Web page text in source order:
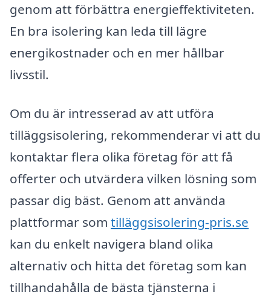
genom att förbättra energieffektiviteten.
En bra isolering kan leda till lägre
energikostnader och en mer hållbar
livsstil.
Om du är intresserad av att utföra
tilläggsisolering, rekommenderar vi att du
kontaktar flera olika företag för att få
offerter och utvärdera vilken lösning som
passar dig bäst. Genom att använda
plattformar som tilläggsisolering-pris.se
kan du enkelt navigera bland olika
alternativ och hitta det företag som kan
tillhandahålla de bästa tjänsterna i